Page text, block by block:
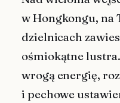
w Hongkongu, na
dzielnicach
ośmiokątne
wrogą energię,
i pechowe